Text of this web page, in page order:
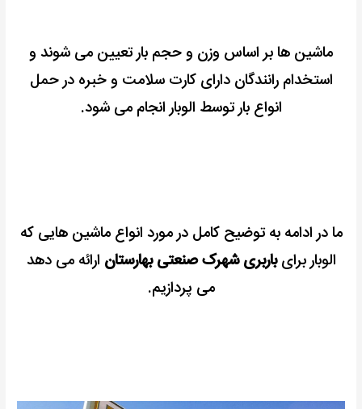
ماشین ها بر اساس وزن و حجم بار تعیین می شوند و
استخدام رانندگان دارای کارت سلامت و خبره در حمل
انواع بار توسط الوبار انجام می شود.
ما در ادامه به توضیح کامل در مورد انواع ماشین هایی که
الوبار برایباربری شهرک صنعتی بهارستان ارائه می دهد
می پردازیم.